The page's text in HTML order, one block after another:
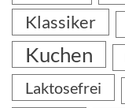
Klassiker
Kuchen
Laktosefrei